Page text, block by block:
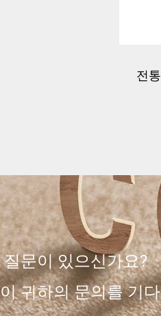
전
문이 있으신가요?
귀하의 문의를 기